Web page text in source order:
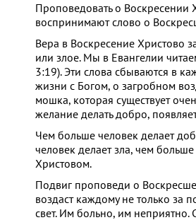
Проповедовать о Воскресении
воспринимают слово о
Вера в Воскресение Христово
или злое. Мы в Евангелии
3:19). Эти слова сбываются в
жизни с Богом, о загробном
мошка, которая существует
желание делать добро,
Чем больше человек делает
человек делает зла, чем
Христовом.
Подвиг проповеди о
воздаст каждому не только за
свет. Им больно, им неприятно.